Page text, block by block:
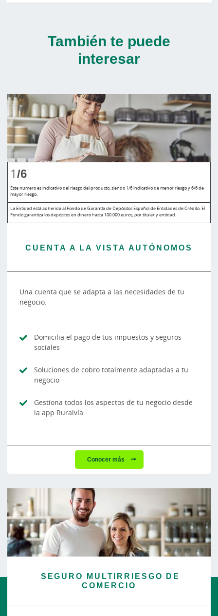
También te puede
interesar
1/6
Este número es indicativo del riesgo del producto, siendo 1/6 indicativo de menor riesgo y 6/6 de
mayor riesgo.
La Entidad está adherida al Fondo de Garantía de Depósitos Español de Entidades de Crédito. El
Fondo garantiza los depósitos en dinero hasta 100.000 euros, por titular y entidad.
CUENTA A LA VISTA AUTÓNOMOS
Una cuenta que se adapta a las necesidades de tu
negocio.
Domicilia el pago de tus impuestos y seguros
sociales
Soluciones de cobro totalmente adaptadas a tu
negocio
Gestiona todos los aspectos de tu negocio desde
la app Ruralvía
Conocer más
SEGURO MULTIRRIESGO DE
COMERCIO